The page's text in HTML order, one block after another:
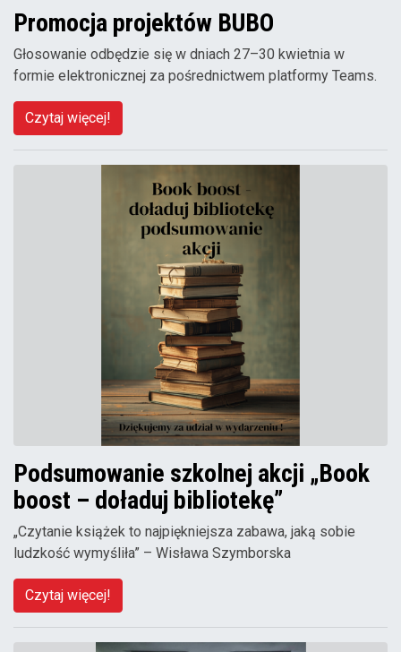
Promocja projektów BUBO
Głosowanie odbędzie się w dniach 27–30 kwietnia w
formie elektronicznej za pośrednictwem platformy Teams.
Czytaj więcej!
Podsumowanie szkolnej akcji „Book
boost – doładuj bibliotekę”
„Czytanie książek to najpiękniejsza zabawa, jaką sobie
ludzkość wymyśliła” – Wisława Szymborska
Czytaj więcej!